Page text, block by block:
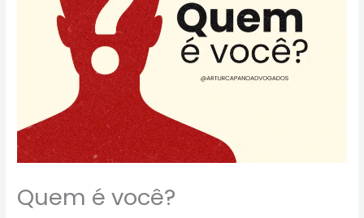
Quem é você?